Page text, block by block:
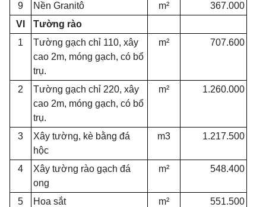
9 Nền Granitô m²
367.000
VI
Tường rào
1
Tường gạch chỉ 110, xây
cao 2m, móng gạch, có bổ
trụ.
m² 707.600
2
Tường gạch chỉ 220, xây
cao 2m, móng gạch, có bổ
trụ.
m² 1.260.000
3
Xây tường, kè bằng đá
hộc
m3 1.217.500
4
Xây tường rào gạch đá
ong
m² 548.400
5 Hoa sắt m²
551.500